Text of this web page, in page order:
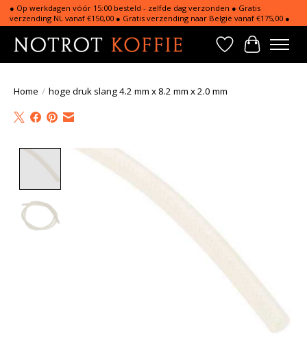
● Op werkdagen vóór 15:00 besteld - zelfde dag verzonden ● Gratis
verzending NL vanaf €150,00 ● Gratis verzending naar België vanaf €175,00 ●
Verlanglijst
Home / hoge druk slang 4.2 mm x 8.2 mm x 2.0 mm
Product image slideshow Items